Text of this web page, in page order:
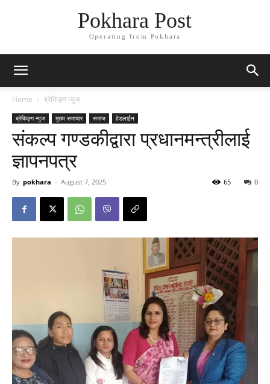
Pokhara Post
Operating from Pokhara
Home ब्रेकिङ्ग न्युज
ब्रेकिङ्ग न्युज मुख्य समाचार समाज हेडलाईन
संकल्प गण्डकीद्वारा प्रधानमन्त्रीलाई
ज्ञापनपत्र
By pokhara - August 7, 2025 0
65